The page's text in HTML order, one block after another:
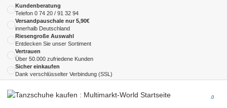
Kundenberatung
Telefon 0 74 20 / 91 32 94
Versandpauschale nur 5,90€
innerhalb Deutschland
Riesengroße Auswahl
Entdecken Sie unser Sortiment
Vertrauen
Über 50.000 zufriedene Kunden
Sicher einkaufen
Dank verschlüsselter Verbindung (SSL)
0